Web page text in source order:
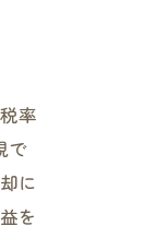
率
で
に
を